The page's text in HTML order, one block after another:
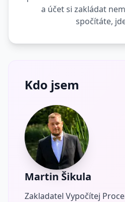
a účet si zakládat
spočítáte,
Kdo jsem
Martin Šikula
Zakladatel Vypočítej